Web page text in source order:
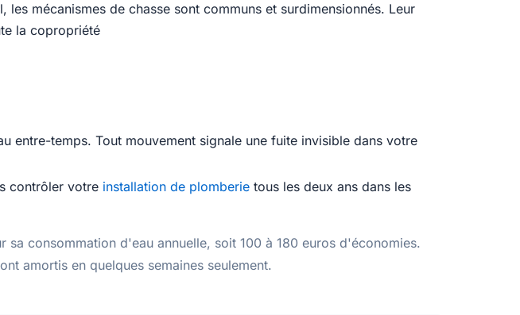
les mécanismes de chasse sont communs et surdimensionnés. Leur
la copropriété
entre-temps. Tout mouvement signale une fuite invisible dans votre
contrôler votre installation de plomberie tous les deux ans dans les
consommation d'eau annuelle, soit 100 à 180 euros d'économies.
amortis en quelques semaines seulement.